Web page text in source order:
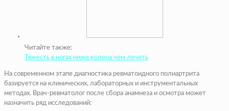
Читайте также:
Тяжесть в ногах ниже колена чем лечить
На современном этапе диагностика ревматоидного полиартрита
базируется на клинических, лабораторных и инструментальных
методах. Врач-ревматолог после сбора анамнеза и осмотра может
назначить ряд исследований: